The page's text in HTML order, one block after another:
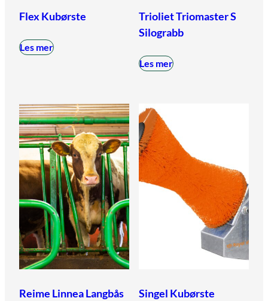
Flex Kubørste
Les mer
Trioliet Triomaster S
Silograbb
Les mer
Reime Linnea Langbås Singel Kubørste